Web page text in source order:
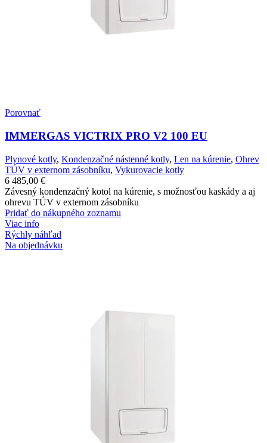
Porovnať
IMMERGAS VICTRIX PRO V2 100 EU
Plynové kotly, Kondenzačné nástenné kotly, Len na kúrenie, Ohrev
TÚV v externom zásobníku, Vykurovacie kotly
6 485,00 €
Závesný kondenzačný kotol na kúrenie, s možnosťou kaskády a aj
ohrevu TÚV v externom zásobníku
Pridať do nákupného zoznamu
Viac info
Rýchly náhľad
Na objednávku